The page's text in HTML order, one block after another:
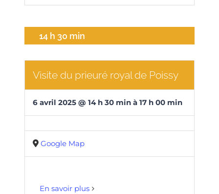
14 h 30 min
Visite du prieuré royal de Poissy
6 avril 2025 @ 14 h 30 minà 17 h 00 min
Google Map
En savoir plus